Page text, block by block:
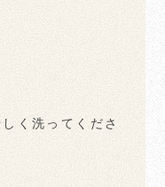
く洗ってくださ